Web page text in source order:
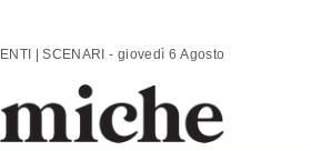
ANALISI | COMMENTI | SCENARI - giovedì 6 Agosto 2026